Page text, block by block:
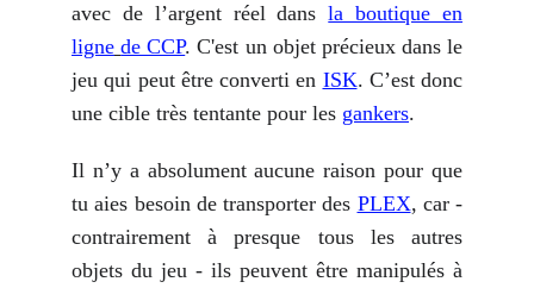
avec de l’argent réel dansla boutique en
ligne de CCP. C'est un objet précieux dans le
jeu qui peut être converti en ISK. C’est donc
une cible très tentante pour les gankers.
Il n’y a absolument aucune raison pour que
tu aies besoin de transporter des PLEX, car -
contrairement à presque tous les autres
objets du jeu - ils peuvent être manipulés à